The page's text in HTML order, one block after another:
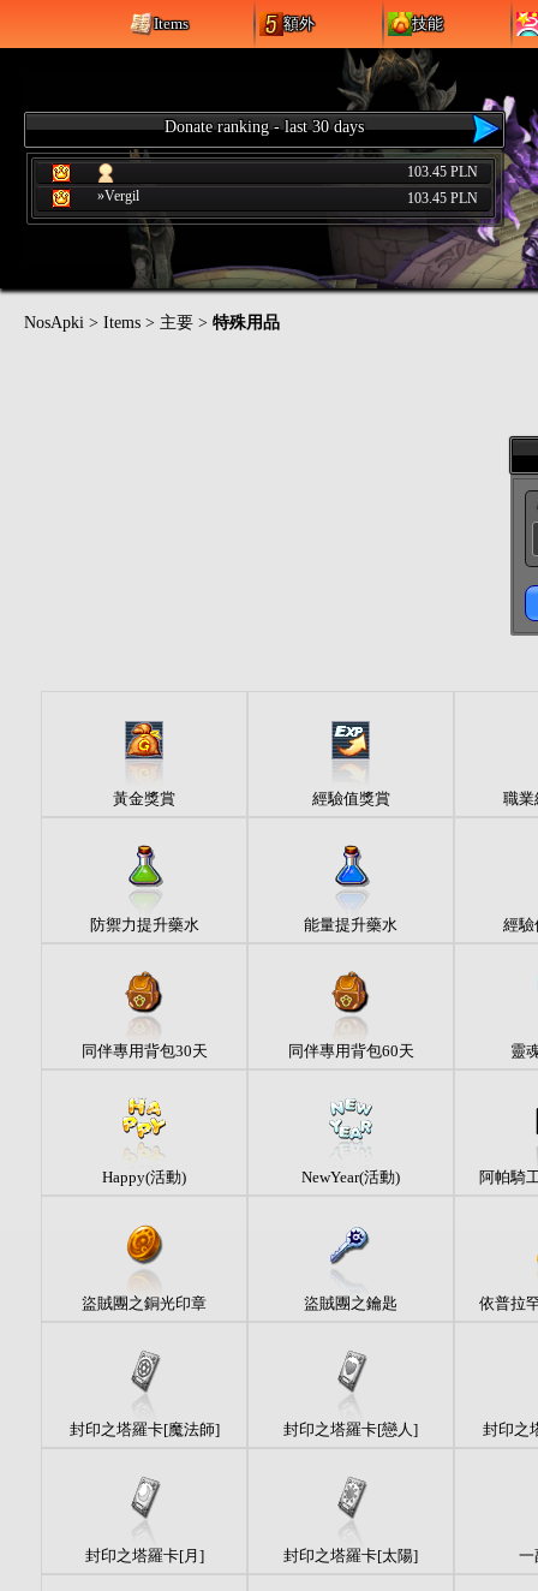
Items 額外 技能
Donate ranking - last 30 days
103.45 PLN
»Vergil
103.45 PLN
NosApki > Items > 主要 > 特殊用品
黃金獎賞 經驗值獎賞 職業
防禦力提升藥水 能量提升藥水 經驗
同伴專用背包30天 同伴專用背包60天 靈
Happy(活動) NewYear(活動) 阿帕騎
盜賊團之銅光印章 盜賊團之鑰匙 依普拉
封印之塔羅卡[魔法師] 封印之塔羅卡[戀人] 封印之
封印之塔羅卡[月] 封印之塔羅卡[太陽] 一